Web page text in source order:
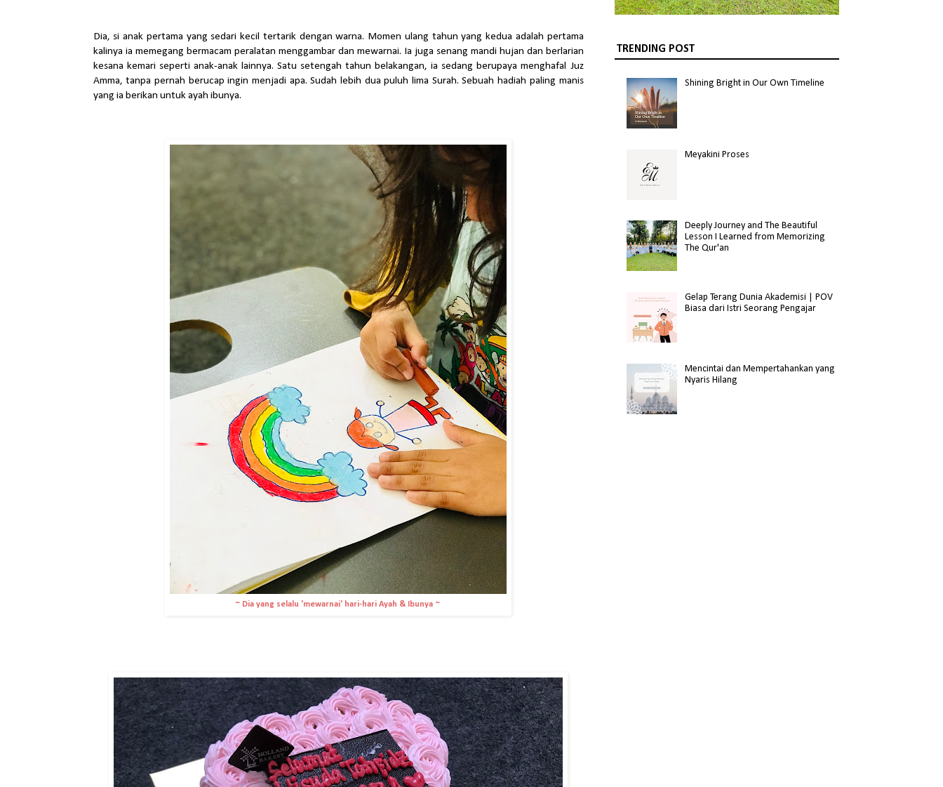
Dia, si anak pertama yang sedari kecil tertarik dengan warna. Momen ulang tahun yang kedua adalah pertama
kalinya ia memegang bermacam peralatan menggambar dan mewarnai. Ia juga senang mandi hujan dan berlarian
kesana kemari seperti anak-anak lainnya. Satu setengah tahun belakangan, ia sedang berupaya menghafal Juz
Amma, tanpa pernah berucap ingin menjadi apa. Sudah lebih dua puluh lima Surah. Sebuah hadiah paling manis
yang ia berikan untuk ayah ibunya.
~ Dia yang selalu 'mewarnai' hari-hari Ayah & Ibunya ~
TRENDING POST
Shining Bright in Our Own Timeline
Meyakini Proses
Deeply Journey and The Beautiful
Lesson I Learned from Memorizing
The Qur'an
Gelap Terang Dunia Akademisi | POV
Biasa dari Istri Seorang Pengajar
Mencintai dan Mempertahankan yang
Nyaris Hilang